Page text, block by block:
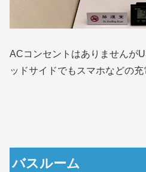
ACコンセントはありませんが
ッドサイドでもスマホなどの充
バスルーム